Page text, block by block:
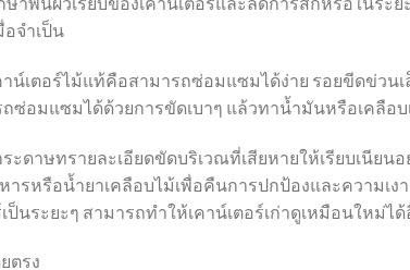
จำเป็น
น์เตอร์ไม้แท้คือสามารถซ่อมแซมได้ง่าย รอยขีดข่วน
ซ่อมแซมได้ด้วยการขัดเบาๆ แล้วทาน้ำมันหรือเคลือบ
ะดาษทรายละเอียดขัดบริเวณที่เสียหายให้เรียบเนียน
รหรือน้ำยาเคลือบไม้เพื่อคืนการปกป้องและความเง
เป็นระยะๆ สามารถทำให้เคาน์เตอร์เก่าดูเหมือนใหม่ไ
ตรง